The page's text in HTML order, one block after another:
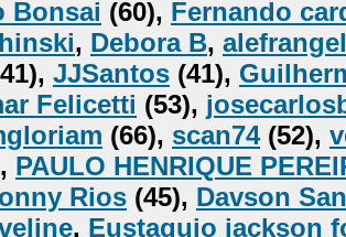
Bonsai (60), Fernando
, Debora B, alefrangel
JJSantos (41),
Felicetti (53),
(66), scan74(52),
PAULO HENRIQUE
Rios (45), Davson
, Eustaquio jackson